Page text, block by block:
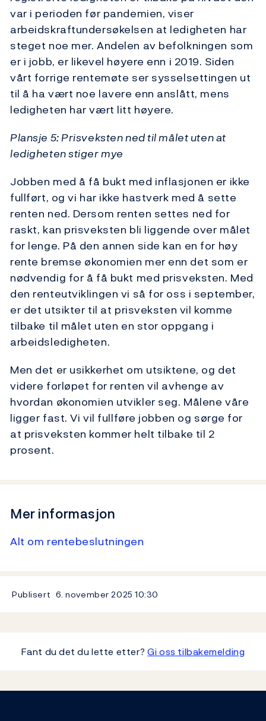
var i perioden før pandemien, viser
arbeidskraftundersøkelsen at ledigheten har
steget noe mer. Andelen av befolkningen som
er i jobb, er likevel høyere enn i 2019. Siden
vårt forrige rentemøte ser sysselsettingen ut
til å ha vært noe lavere enn anslått, mens
ledigheten har vært litt høyere.
Plansje 5: Prisveksten ned til målet uten at
ledigheten stiger mye
Jobben med å få bukt med inflasjonen er ikke
fullført, og vi har ikke hastverk med å sette
renten ned. Dersom renten settes ned for
raskt, kan prisveksten bli liggende over målet
for lenge. På den annen side kan en for høy
rente bremse økonomien mer enn det som er
nødvendig for å få bukt med prisveksten. Med
den renteutviklingen vi så for oss i september,
er det utsikter til at prisveksten vil komme
tilbake til målet uten en stor oppgang i
arbeidsledigheten.
Men det er usikkerhet om utsiktene, og det
videre forløpet for renten vil avhenge av
hvordan økonomien utvikler seg. Målene våre
ligger fast. Vi vil fullføre jobben og sørge for
at prisveksten kommer helt tilbake til 2
prosent.
Mer informasjon
Alt om rentebeslutningen
Publisert 6. november 202510:30
Fant du det du lette etter?Gi oss tilbakemelding